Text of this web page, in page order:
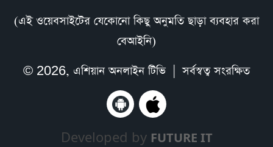
(এই ওয়েবসাইটের যেকোনো কিছু অনুমতি ছাড়া ব্যবহার করা
বেআইনি)
© 2026, এশিয়ান অনলাইন টিভি| সর্বস্বত্ব সংরক্ষিত
Developed by FUTURE IT